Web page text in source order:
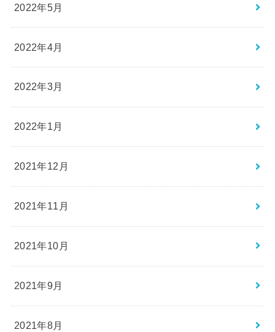
2022年5月
2022年4月
2022年3月
2022年1月
2021年12月
2021年11月
2021年10月
2021年9月
2021年8月